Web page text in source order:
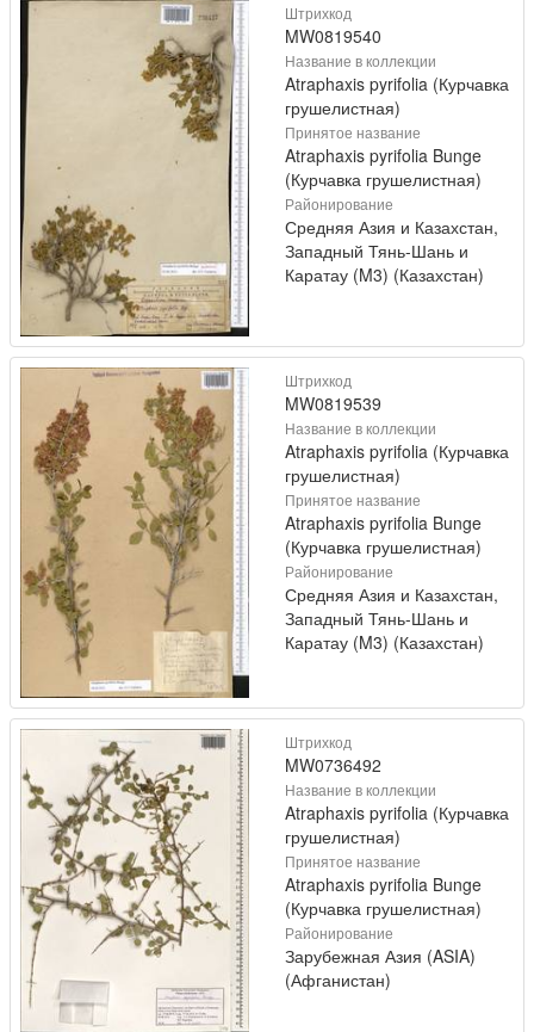
Штрихкод
MW0819540
Название в коллекции
Atraphaxis pyrifolia (Курчавка
грушелистная)
Принятое название
Atraphaxis pyrifolia Bunge
(Курчавка грушелистная)
Районирование
Средняя Азия и Казахстан,
Западный Тянь-Шань и
Каратау (M3) (Казахстан)
Штрихкод
MW0819539
Название в коллекции
Atraphaxis pyrifolia (Курчавка
грушелистная)
Принятое название
Atraphaxis pyrifolia Bunge
(Курчавка грушелистная)
Районирование
Средняя Азия и Казахстан,
Западный Тянь-Шань и
Каратау (M3) (Казахстан)
Штрихкод
MW0736492
Название в коллекции
Atraphaxis pyrifolia (Курчавка
грушелистная)
Принятое название
Atraphaxis pyrifolia Bunge
(Курчавка грушелистная)
Районирование
Зарубежная Азия (ASIA)
(Афганистан)